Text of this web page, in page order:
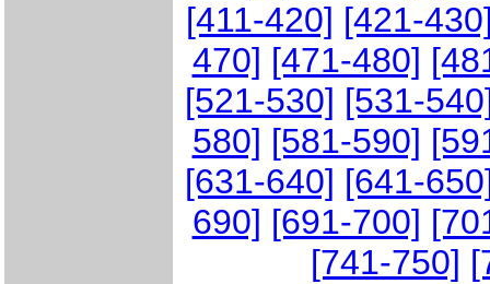
[411-420] [421-
470] [471-480]
[521-530] [531-
580] [581-590]
[631-640] [641-
690] [691-700]
[741-750]